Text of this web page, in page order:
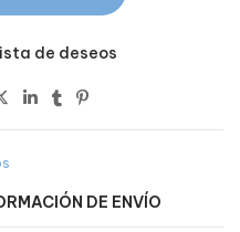
de deseos
DE ENVÍO